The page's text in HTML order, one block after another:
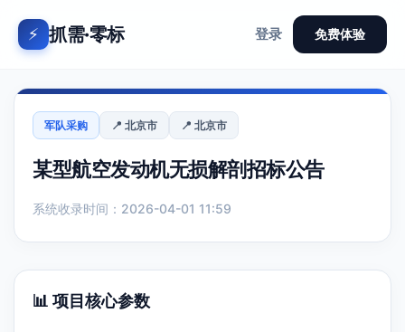
⚡ 抓需·零标 登录 免费体验
军队采购 📍 北京市 📍 北京市
某型航空发动机无损解剖招标公告
系统收录时间：2026-04-01 11:59
📊 项目核心参数